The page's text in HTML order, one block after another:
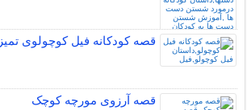
قصه کودکانه فیل کوچولوی تمیز
قصه آرزوی مورچه کوچک